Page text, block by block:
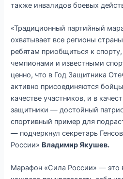
также инвалидов боевых
«Традиционный партийный
охватывает все регионы
ребятам приобщиться к
чемпионами и известными
ценно, что в Год Защитника
активно присоединяются
качестве участников, и в
защитники — достойный
спортивный пример для
— подчеркнул секретарь
России» Владимир Якушев.
Марафон «Сила России» — это